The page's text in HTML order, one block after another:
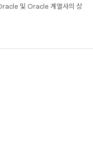
및 Oracle 계열사의 상